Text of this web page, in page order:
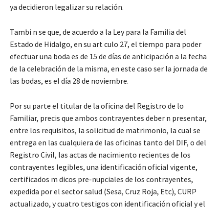
ya decidieron legalizar su relación.
Tambi n se que, de acuerdo a la Ley para la Familia del
Estado de Hidalgo, en su art culo 27, el tiempo para poder
efectuar una boda es de 15 de días de anticipación a la fecha
de la celebración de la misma, en este caso ser la jornada de
las bodas, es el día 28 de noviembre.
Por su parte el titular de la oficina del Registro de lo
Familiar, precis que ambos contrayentes deber n presentar,
entre los requisitos, la solicitud de matrimonio, la cual se
entrega en las cualquiera de las oficinas tanto del DIF, o del
Registro Civil, las actas de nacimiento recientes de los
contrayentes legibles, una identificación oficial vigente,
certificados m dicos pre-nupciales de los contrayentes,
expedida por el sector salud (Sesa, Cruz Roja, Etc), CURP
actualizado, y cuatro testigos con identificación oficial y el